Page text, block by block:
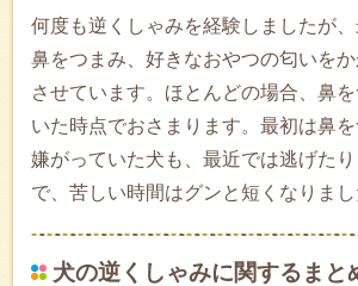
何度も逆くしゃみを経験しましたが
鼻をつまみ、好きなおやつの匂いを
させています。ほとんどの場合、鼻
いた時点でおさまります。最初は鼻
嫌がっていた犬も、最近では逃げた
で、苦しい時間はグンと短くなりまし
犬の逆くしゃみに関するまと